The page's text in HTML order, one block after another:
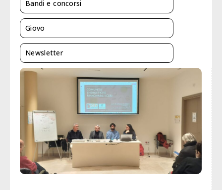
Bandi e concorsi
Giovo
Newsletter